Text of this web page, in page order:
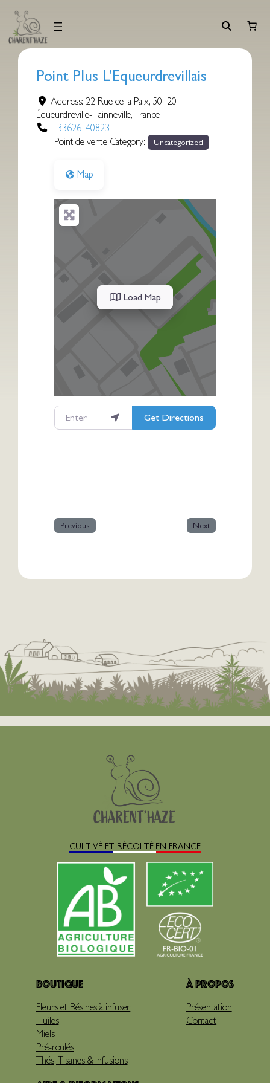
contenu
Point Plus L’Equeurdrevillais
Address: 22 Rue de la Paix, 50120
Équeurdreville-Hainneville, France
+33626140823
Point de vente Category:
Uncategorized
Map
Load Map
Enter your location
Get Directions
Previous Next
CULTIVÉ ET RÉCOLTÉ EN FRANCE
Boutique
Fleurs et Résines à infuser
Huiles
Miels
Pré-roulés
Thés, Tisanes & Infusions
À propos
Présentation
Contact